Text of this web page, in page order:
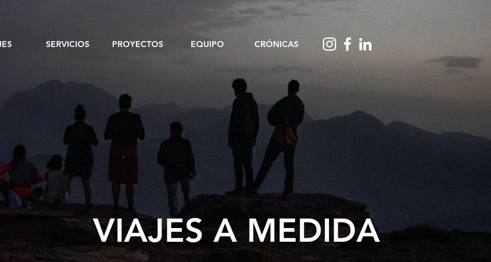
SERVICIOS PROYECTOS EQUIPO CRÓNICAS
VIAJES A MEDIDA